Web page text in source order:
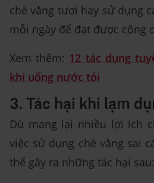
chè vằng tươi hay sử dụng
mỗi ngày để đạt được công
Xem thêm: 12 tác dụng
khi uống nước tỏi
3. Tác hại khi lạm
Dù mang lại nhiều lợi ích
việc sử dụng chè vằng sai
thể gây ra những tác hại sau: